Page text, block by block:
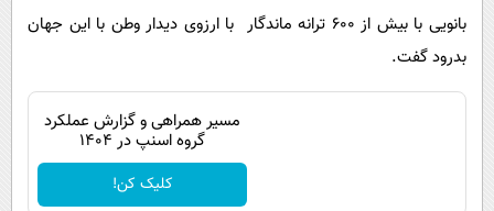
بانویی با بیش از ۶۰۰ ترانه ماندگار با ارزوی دیدار وطن با این جهان
بدرود گفت.
مسیر همراهی و گزارش عملکرد
گروه اسنپ در ۱۴۰۴
کلیک کن!